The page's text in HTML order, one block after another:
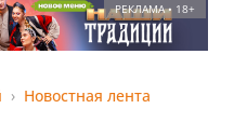
РЕКЛАМА • 18+
Новостная лента